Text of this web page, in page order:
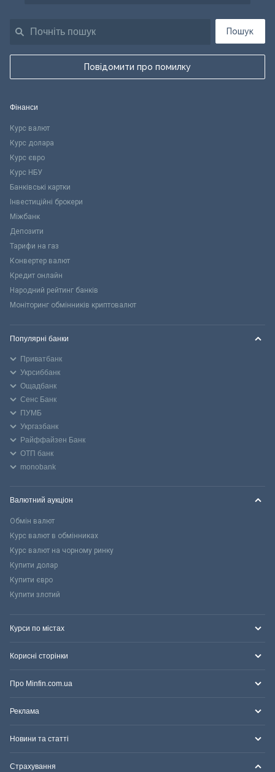
Пошук
Повідомити про помилку
Фінанси
Курс валют
Курс долара
Курс євро
Курс НБУ
Банківські картки
Інвестиційні брокери
Міжбанк
Депозити
Тарифи на газ
Конвертер валют
Кредит онлайн
Народний рейтинг банків
Моніторинг обмінників криптовалют
Популярні банки
Приватбанк
Укрсиббанк
Ощадбанк
Сенс Банк
ПУМБ
Укргазбанк
Райффайзен Банк
ОТП банк
monobank
Валютний аукціон
Обмін валют
Курс валют в обмінниках
Курс валют на чорному ринку
Купити долар
Купити євро
Купити злотий
Курси по містах
Корисні сторінки
Про Minfin.com.ua
Реклама
Новини та статті
Страхування